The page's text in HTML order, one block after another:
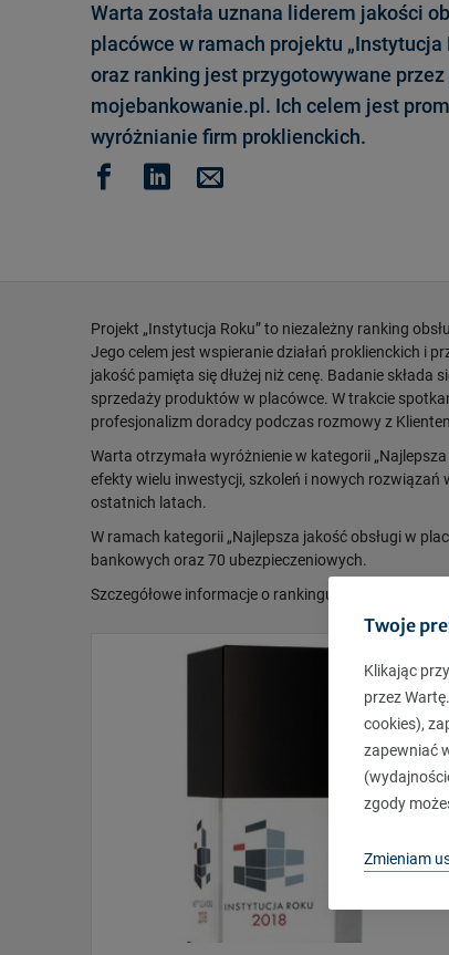
Warta została uznana liderem jakości
placówce w ramach projektu „Instytucja
oraz ranking jest przygotowywane przez
mojebankowanie.pl. Ich celem jest
wyróżnianie firm proklienckich.
Projekt „Instytucja Roku” to niezależny ranking
Jego celem jest wspieranie działań proklienckich i
jakość pamięta się dłużej niż cenę. Badanie składa
sprzedaży produktów w placówce. W trakcie
profesjonalizm doradcy podczas rozmowy z
Warta otrzymała wyróżnienie w kategorii
efekty wielu inwestycji, szkoleń i nowych rozwiązań
ostatnich latach.
W ramach kategorii „Najlepsza jakość obsługi w
bankowych oraz 70 ubezpieczeniowych.
Szczegółowe informacje o rankingu oraz jego wyniki
Twoje
Klikając
przez
cookies),
zapewniać
zgody
Zmieniam